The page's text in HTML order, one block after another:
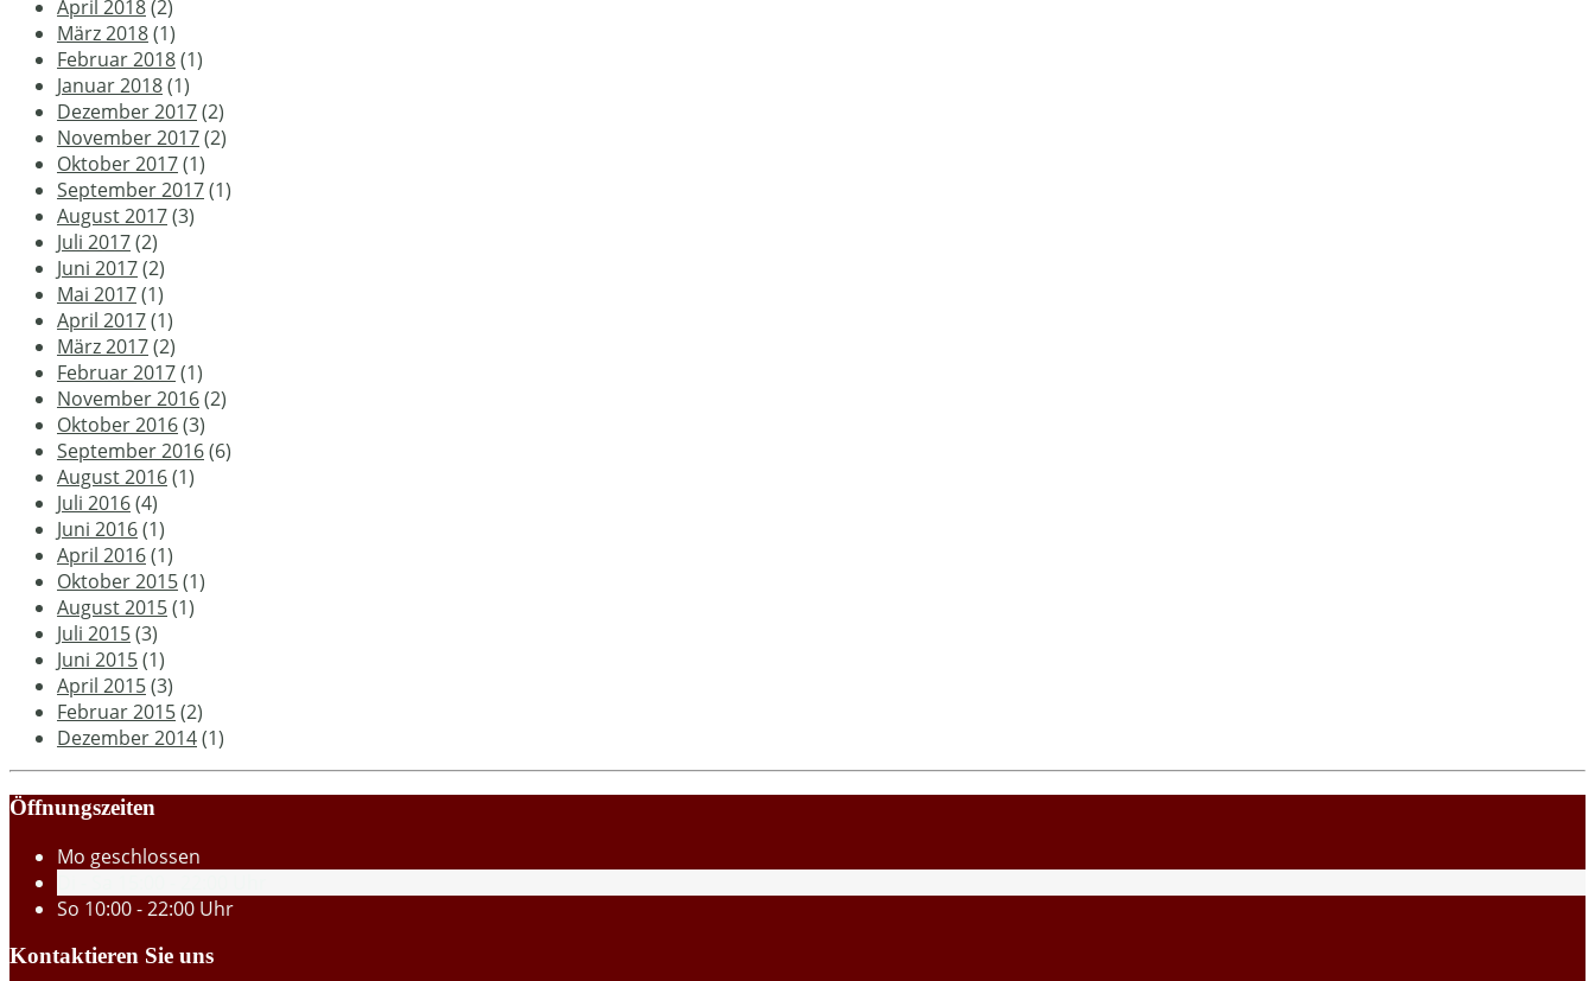
April 2018(2)
März 2018(1)
Februar 2018(1)
Januar 2018(1)
Dezember 2017(2)
November 2017(2)
Oktober 2017(1)
September 2017(1)
August 2017(3)
Juli 2017(2)
Juni 2017(2)
Mai 2017(1)
April 2017(1)
März 2017(2)
Februar 2017(1)
November 2016(2)
Oktober 2016(3)
September 2016(6)
August 2016(1)
Juli 2016(4)
Juni 2016(1)
April 2016(1)
Oktober 2015(1)
August 2015(1)
Juli 2015(3)
Juni 2015(1)
April 2015(3)
Februar 2015(2)
Dezember 2014(1)
Öffnungszeiten
Mo geschlossen
So 10:00 - 22:00 Uhr
Kontaktieren Sie uns